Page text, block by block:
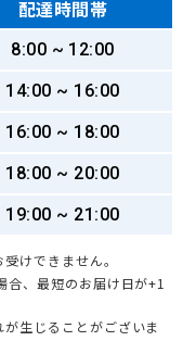
配達時間帯
8:00 ~ 12:00
14:00 ~ 16:00
16:00 ~ 18:00
18:00 ~ 20:00
19:00 ~ 21:00
けできません。
、最短のお届け日が+1
生じることがございま